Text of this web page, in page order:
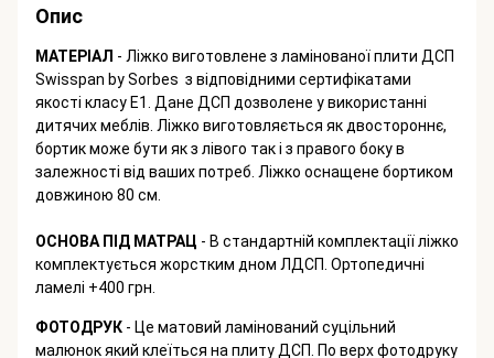
Опис
МАТЕРІАЛ - Ліжко виготовлене з ламінованої плити ДСП
Swisspan by Sorbes з відповідними сертифікатами
якості класу Е1. Дане ДСП дозволене у використанні
дитячих меблів. Ліжко виготовляється як двостороннє,
бортик може бути як з лівого так і з правого боку в
залежності від ваших потреб. Ліжко оснащене бортиком
довжиною 80 см.
ОСНОВА ПІД МАТРАЦ - В стандартній комплектації ліжко
комплектується жорстким дном ЛДСП. Ортопедичні
ламелі +400 грн.
ФОТОДРУК - Це матовий ламінований суцільний
малюнок який клеїться на плиту ДСП. По верх фотодруку